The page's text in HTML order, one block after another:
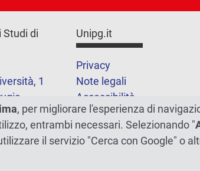
Studi di
1
Unipg.it
Privacy
Note legali
Accessibilità
, per migliorare l'esperienza di
entrambi necessari. Selezionando "
il servizio "Cerca con Google" o